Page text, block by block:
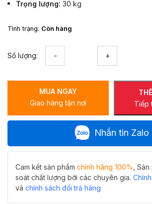
Trọng lượng 30 kg
Tình trạng: Còn hàng
Số lượng:
tắm
M-
E5070LD-
kiểu
dáng
tinh
cho
không
gian
Tiếp
MUA NGAY
Giao hàng tận nơi
Nhắn tin Zalo
Cam kết sản phẩm chính hãng 100% ,
soát chất lượng bởi các chuyên gia.
và chính sách đổi trả hàng